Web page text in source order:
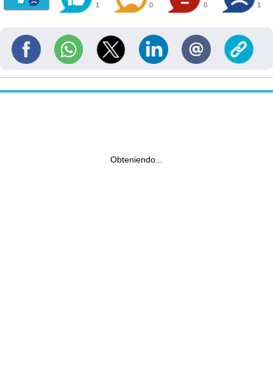
1 0 0 1
Obteniendo...